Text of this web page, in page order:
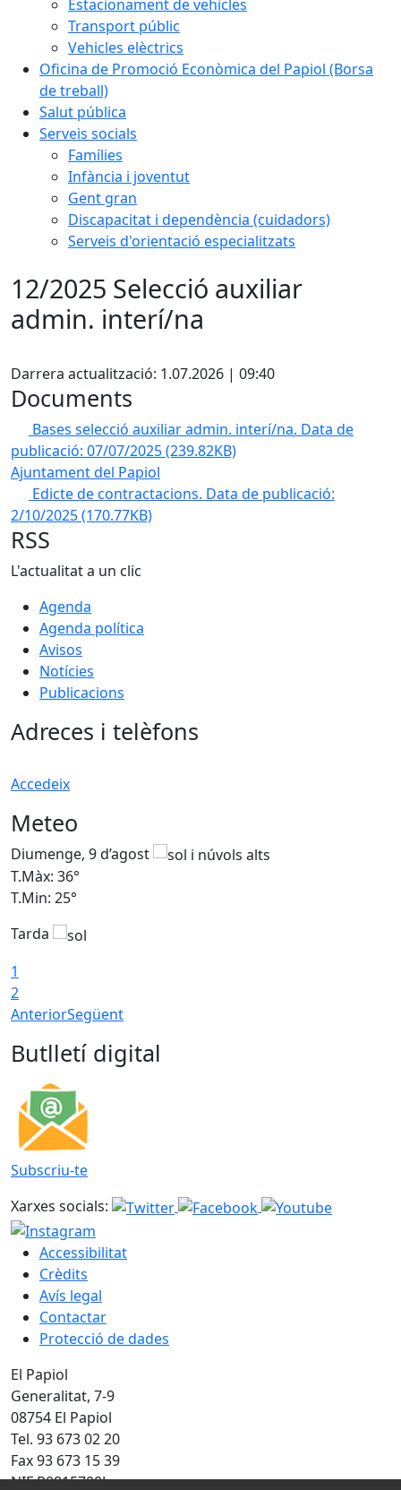
Estacionament de vehicles
Transport públic
Vehicles elèctrics
Oficina de Promoció Econòmica del Papiol (Borsa
de treball)
Salut pública
Serveis socials
Famílies
Infància i joventut
Gent gran
Discapacitat i dependència (cuidadors)
Serveis d'orientació especialitzats
12/2025 Selecció auxiliar
admin. interí/na
Darrera actualització: 1.07.2026 | 09:40
Documents
Bases selecció auxiliar admin. interí/na. Data de
publicació: 07/07/2025(239.82KB)
Ajuntament del Papiol
Edicte de contractacions. Data de publicació:
2/10/2025(170.77KB)
RSS
L'actualitat a un clic
Agenda
Agenda política
Avisos
Notícies
Publicacions
Adreces i telèfons
Accedeix
Meteo
Diumenge, 9 d’agost
T.Màx: 36°
T.Min: 25°
Tarda
1
2
AnteriorSegüent
Butlletí digital
Subscriu-te
Xarxes socials:
Accessibilitat
Crèdits
Avís legal
Contactar
Protecció de dades
El Papiol
Generalitat, 7-9
08754 El Papiol
Tel. 93 673 02 20
Fax 93 673 15 39
NIF P0815700J